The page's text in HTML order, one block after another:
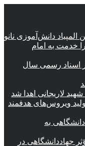
دانش‌آموزی نانو
خدمت به امام
اسناد رسمی سال
لاریجانی اهدا شد
ویروس‌های هدفمند
به
جهاددانشگاهی در